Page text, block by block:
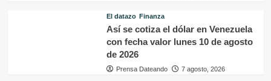
El datazo Finanza
Así se cotiza el dólar en Venezuela
con fecha valor lunes 10 de agosto
de 2026
Prensa Dateando 7 agosto, 2026